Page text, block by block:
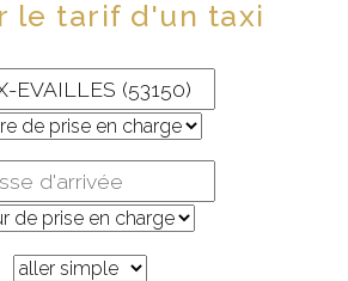
le tarif d'un taxi